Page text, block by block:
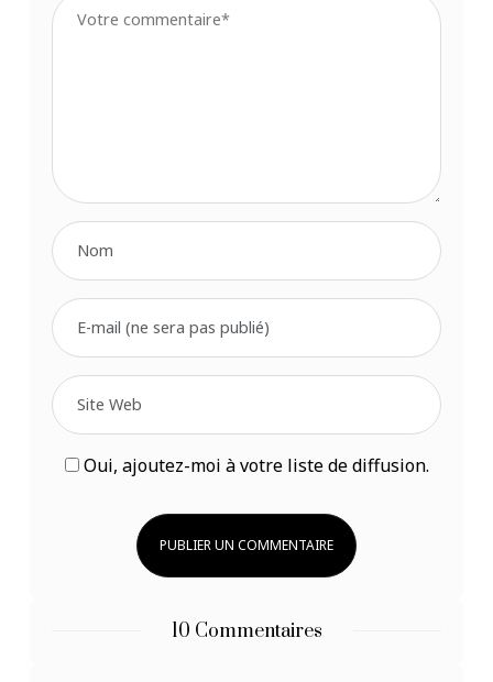
Oui, ajoutez-moi à votre liste de diffusion.
10 Commentaires